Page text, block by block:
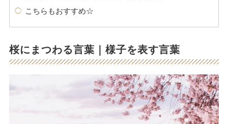
こちらもおすすめ☆
桜にまつわる言葉｜様子を表す言葉